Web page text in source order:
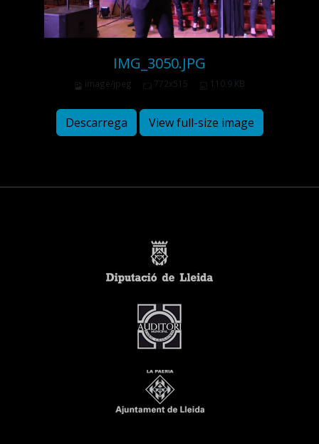
IMG_3050.JPG
image/jpeg 772x515 110.9 KB
Descarrega View full-size image